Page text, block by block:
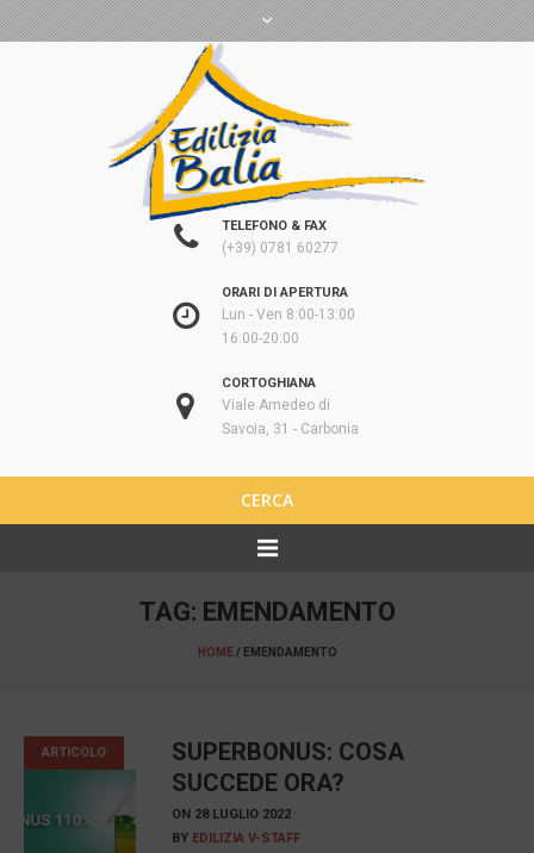
TELEFONO & FAX
(+39) 0781 60277
ORARI DI APERTURA
Lun - Ven 8:00-13:00
16:00-20:00
CORTOGHIANA
Viale Amedeo di
Savoia, 31 - Carbonia
CERCA
TAG: EMENDAMENTO
HOME / EMENDAMENTO
ARTICOLO
SUPERBONUS: COSA
SUCCEDE ORA?
ON 28 LUGLIO 2022
BY EDILIZIA V-STAFF